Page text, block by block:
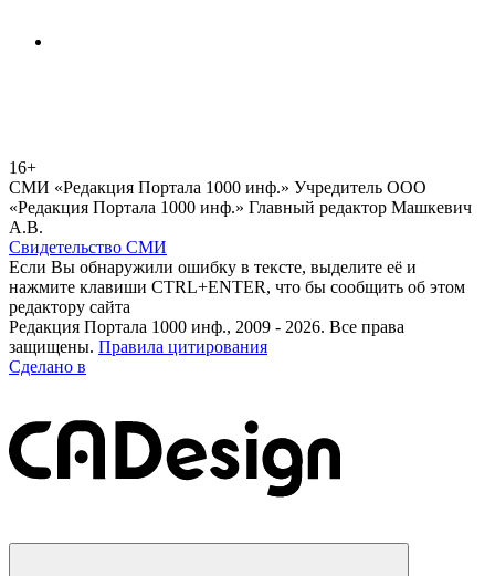
16+
СМИ «Редакция Портала 1000 инф.» Учредитель ООО
«Редакция Портала 1000 инф.» Главный редактор Машкевич
А.В.
Свидетельство СМИ
Если Вы обнаружили ошибку в тексте, выделите её и
нажмите клавиши CTRL+ENTER, что бы сообщить об этом
редактору сайта
Редакция Портала 1000 инф., 2009 - 2026. Все права
защищены. Правила цитирования
Сделано в